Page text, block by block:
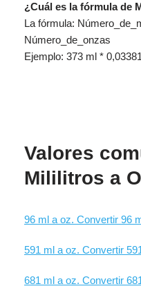
¿Cuál es la fórmula de
La fórmula:
Número_de_onzas
Ejemplo: 373 ml *
Valores
Mililitros a
96 ml a oz. Convertir 96
591 ml a oz. Convertir
681 ml a oz. Convertir